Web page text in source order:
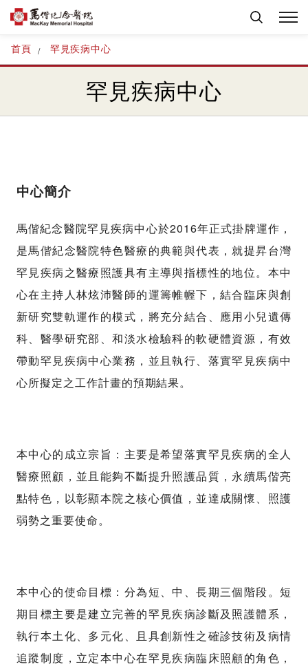
首頁 罕見疾病中心
罕見疾病中心
中心簡介
馬偕紀念醫院罕見疾病中心於2016年正式掛牌運作，
是馬偕紀念醫院特色醫療的典範與代表，就提昇台灣
罕見疾病之醫療照護具有主導與指標性的地位。本中
心在主持人林炫沛醫師的運籌帷幄下，結合臨床與創
新研究雙軌運作的模式，將充分結合、應用小兒遺傳
科、醫學研究部、和淡水檢驗科的軟硬體資源，有效
帶動罕見疾病中心業務，並且執行、落實罕見疾病中
心所擬定之工作計畫的預期結果。
本中心的成立宗旨：主要是希望落實罕見疾病的全人
醫療照顧，並且能夠不斷提升照護品質，永續馬偕亮
點特色，以彰顯本院之核心價值，並達成關懷、照護
弱勢之重要使命。
本中心的使命目標：分為短、中、長期三個階段。短
期目標主要是建立完善的罕見疾病診斷及照護體系，
執行本土化、多元化、且具創新性之確診技術及病情
追蹤制度，立定本中心在罕見疾病臨床照顧的角色，